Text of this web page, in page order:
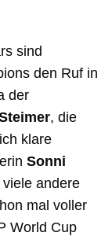
sind
den Ruf in
der
, die
klare
Sonni
andere
mal voller
World Cup